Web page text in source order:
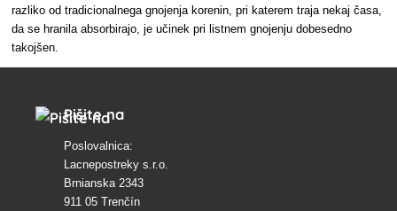
razliko od tradicionalnega gnojenja korenin, pri katerem traja nekaj časa,
da se hranila absorbirajo, je učinek pri listnem gnojenju dobesedno
takojšen.
Pišite na
Poslovalnica:
Lacnepostreky s.r.o.
Brnianska 2343
911 05 Trenčín